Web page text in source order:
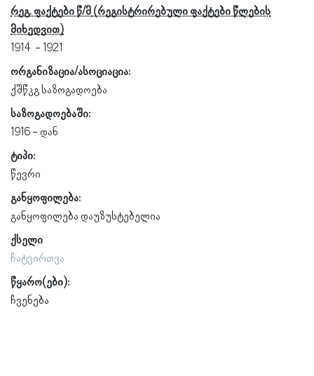
რეგ. ფაქტები წ/მ
1914
1921
ორგანიზაცია/ასოციაცია:
ქშწკგ საზოგადოება
საზოგადოებაში:
1916
ტიპი:
წევრი
განყოფილება:
განყოფილება დაუზუსტებელია
ქსელი
ჩატვირთვა
წყარო(ები):
ჩვენება